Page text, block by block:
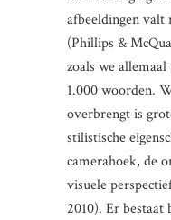
afbeeldingen valt
(Phillips &
zoals we
1.000 woorden.
overbrengt is
stilistische
camerahoek, de
visuele
2010). Er